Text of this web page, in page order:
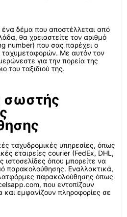
δέμα που αποστέλλεται από
θα χρειαστείτε τον αριθμό
number) που σας παρέχει ο
ταχυμεταφορών. Με αυτόν τον
για την πορεία της
του ταξιδιού της.
σωστής
ταχυδρομικές υπηρεσίες, όπως
εταιρείες courier (FedEx, DHL,
ιστοσελίδες όπου μπορείτε να
παρακολούθησης. Εναλλακτικά,
παρακολούθησης όπως
που εντοπίζουν
εμφανίζουν πληροφορίες σε